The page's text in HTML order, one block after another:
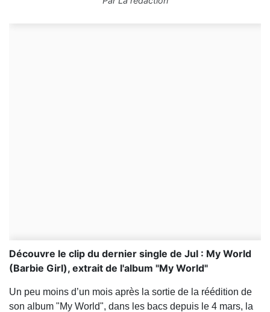
Découvre le clip du dernier single de Jul : My World
(Barbie Girl), extrait de l'album "My World"
Un peu moins d’un mois après la sortie de la réédition de
son album "My World", dans les bacs depuis le 4 mars, la